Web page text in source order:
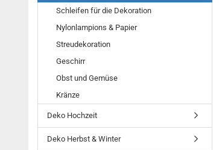
Schleifen für die Dekoration
Nylonlampions & Papier
Streudekoration
Geschirr
Obst und Gemüse
Kränze
Deko Hochzeit
Deko Herbst & Winter